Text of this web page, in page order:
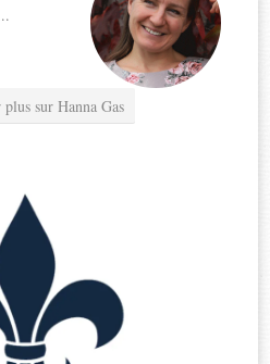
sur Hanna Gas